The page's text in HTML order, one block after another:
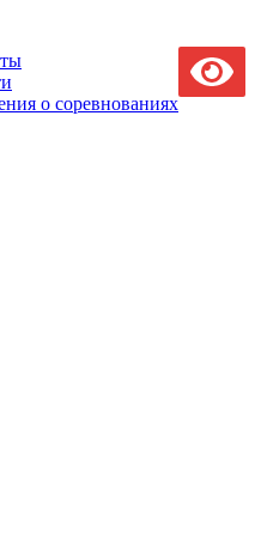
о соревнованиях